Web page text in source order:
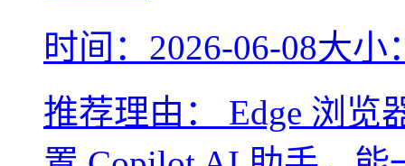
时间：2026-06-08大小
推荐理由：
Edge 浏览